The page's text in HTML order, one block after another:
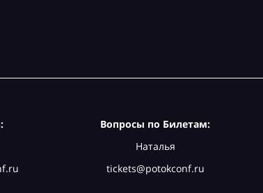
Вопросы по Билетам:
Наталья
tickets@potokconf.ru